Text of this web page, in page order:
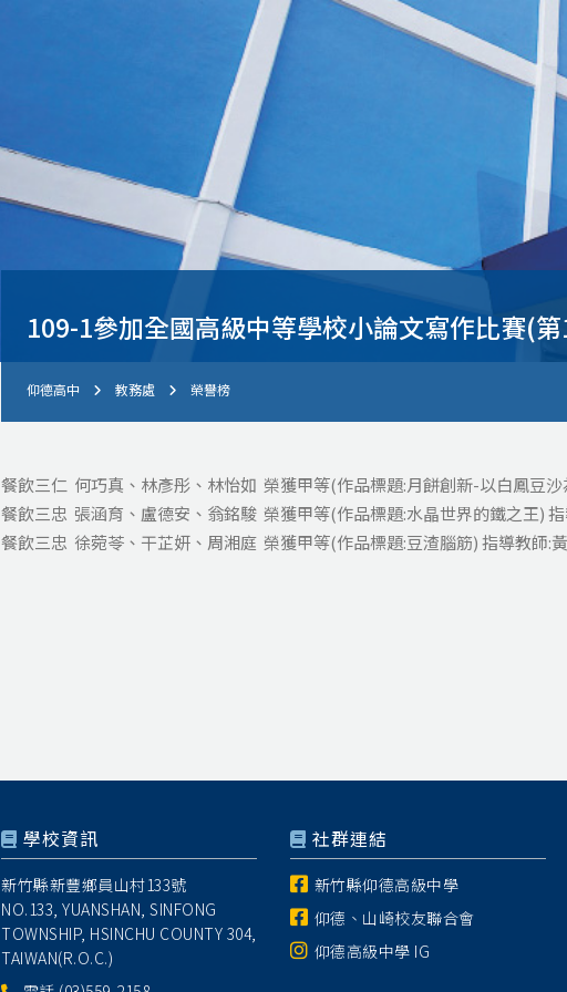
109-1參加全國高級中等學校小論文寫作比賽(
仰德高中 教務處 榮譽榜
餐飲三仁 何巧真、林彥彤、林怡如 榮獲甲等(作品標題:月餅創新-以白鳳豆沙
餐飲三忠 張涵育、盧德安、翁銘駿 榮獲甲等(作品標題:水晶世界的鐵之王)
餐飲三忠 徐菀苓、干芷妍、周湘庭 榮獲甲等(作品標題:豆渣腦筋) 指導教師:
學校資訊
新竹縣新豐鄉員山村133號
NO.133, YUANSHAN, SINFONG
TOWNSHIP, HSINCHU COUNTY 304,
TAIWAN(R.O.C.)
社群連結
新竹縣仰德高級中學
仰德、山崎校友聯合會
仰德高級中學 IG